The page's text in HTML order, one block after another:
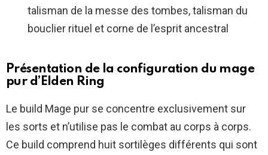
talisman de la messe des tombes, talisman du
bouclier rituel et corne de l’esprit ancestral
Présentation de la configuration du mage
pur d’Elden Ring
Le build Mage pur se concentre exclusivement sur
les sorts et n’utilise pas le combat au corps à corps.
Ce build comprend huit sortilèges différents qui sont